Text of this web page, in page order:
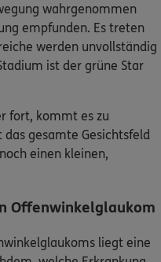
wahrgenommen
empfunden. Es treten
werden unvollständig
ist der grüne Star
fort, kommt es zu
das gesamte Gesichtsfeld
einen kleinen,
Offenwinkelglaukom
liegt eine